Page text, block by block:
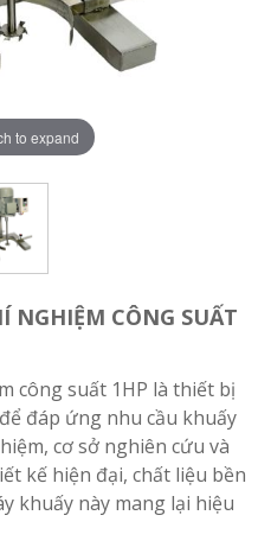
to expand
NGHIỆM CÔNG SUẤT
công suất 1HP là thiết bị
đáp ứng nhu cầu khuấy
cơ sở nghiên cứu và
kế hiện đại, chất liệu bền
khuấy này mang lại hiệu